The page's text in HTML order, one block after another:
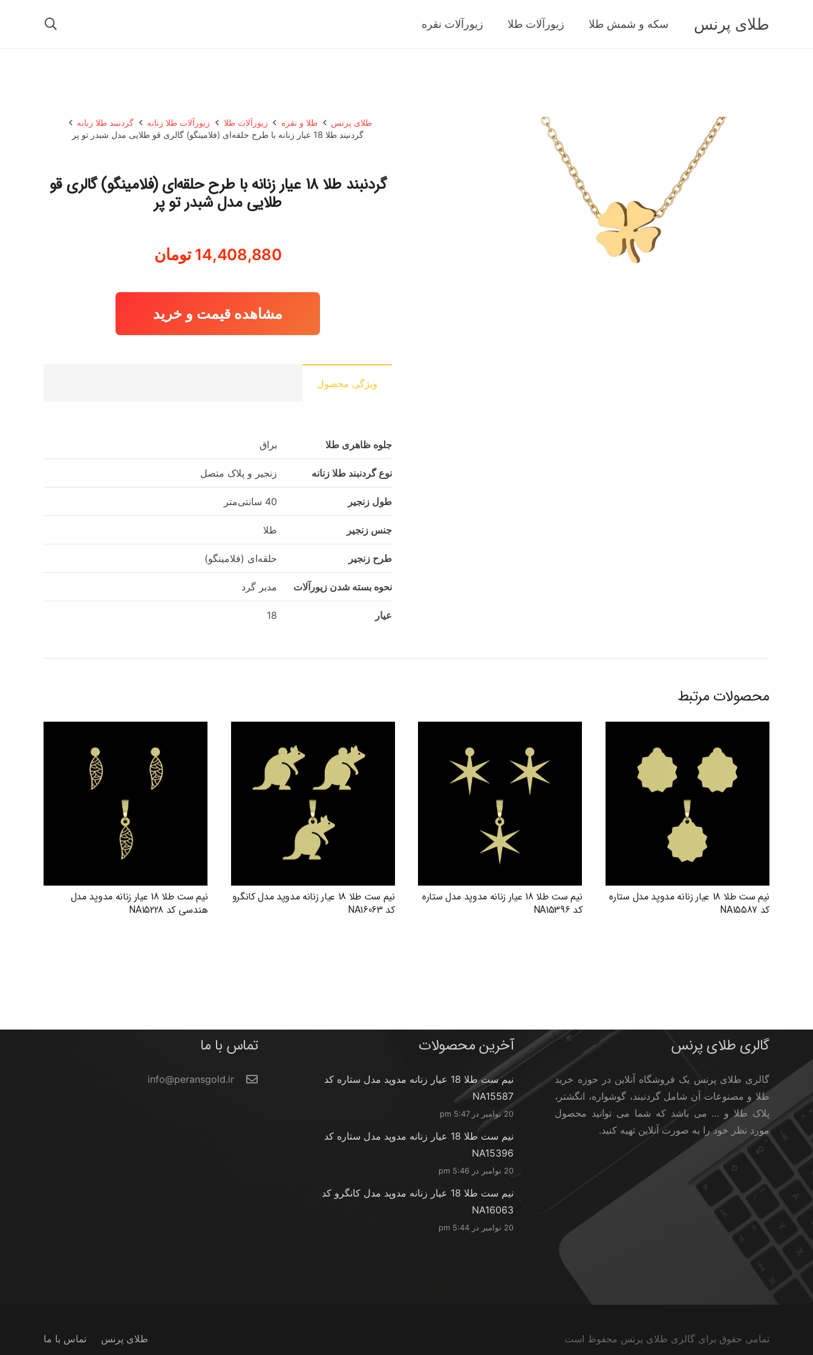
طلای پرنس سکه و شمش طلا زیورآلات طلا زیورآلات نقره
طلای پرنس طلا و نقره زیورآلات طلا زیورآلات طلا زنانه
گردنبند طلا زنانه
گردنبند طلا 18 عیار زنانه با طرح حلقه‌ای (فلامینگو) گالری قو طلایی مدل شبدر تو پر
گردنبند طلا 18 عیار زنانه با طرح حلقه‌ای (فلامینگو) گالری قو
طلایی مدل شبدر تو پر
14,408,880 تومان
مشاهده قیمت و خرید
ویژگی محصول
جلوه ظاهری طلا براق
نوع گردنبند طلا زنانه زنجیر و پلاک متصل
طول زنجیر 40 سانتی‌متر
جنس زنجیر طلا
طرح زنجیر حلقه‌ای (فلامینگو)
نحوه بسته شدن زیورآلات مدبر گرد
عیار 18
محصولات مرتبط
نیم ست طلا 18 عیار زنانه مدوپد مدل ستاره
کد NA15587
نیم ست طلا 18 عیار زنانه مدوپد مدل ستاره
کد NA15396
نیم ست طلا 18 عیار زنانه مدوپد مدل کانگرو
کد NA16063
نیم ست طلا 18 عیار زنانه مدوپد مدل
هندسی کد NA15228
گالری طلای پرنس
گالری طلای پرنس یک فروشگاه آنلاین در حوزه خرید
طلا و مصنوعات آن شامل گردنبند، گوشواره، انگشتر،
پلاک طلا و … می باشد که شما می توانید محصول
مورد نظر خود را به صورت آنلاین تهیه کنید.
آخرین محصولات
نیم ست طلا 18 عیار زنانه مدوپد مدل ستاره کد
NA15587
20 نوامبر در 5:47 pm
نیم ست طلا 18 عیار زنانه مدوپد مدل ستاره کد
NA15396
20 نوامبر در 5:46 pm
نیم ست طلا 18 عیار زنانه مدوپد مدل کانگرو کد
NA16063
20 نوامبر در 5:44 pm
تماس با ما
info@peransgold.ir
تمامی حقوق برای گالری طلای پرنس محفوظ است طلای پرنس تماس با ما